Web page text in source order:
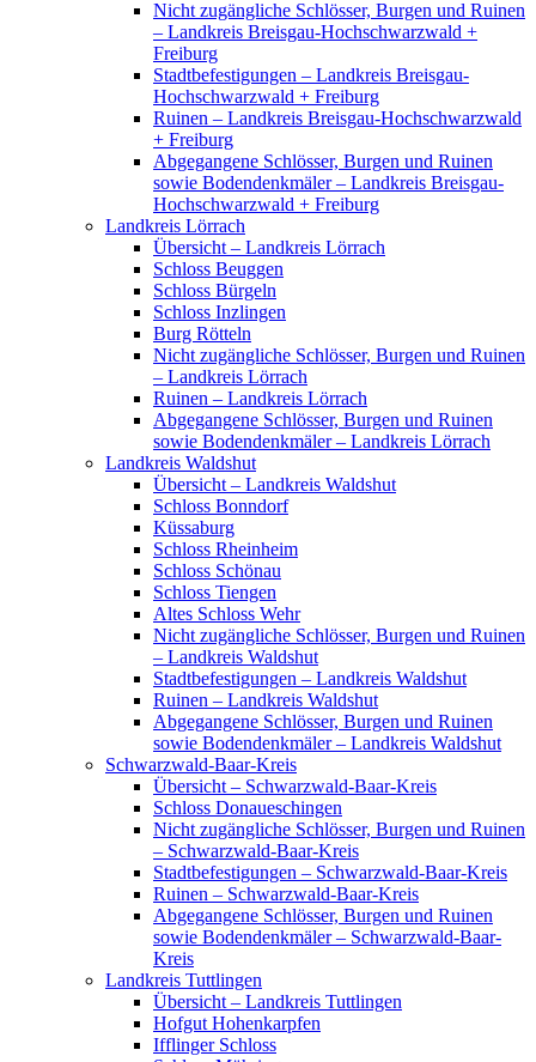
Nicht zugängliche Schlösser, Burgen und Ruinen
– Landkreis Breisgau-Hochschwarzwald +
Freiburg
Stadtbefestigungen – Landkreis Breisgau-
Hochschwarzwald + Freiburg
Ruinen – Landkreis Breisgau-Hochschwarzwald
+ Freiburg
Abgegangene Schlösser, Burgen und Ruinen
sowie Bodendenkmäler – Landkreis Breisgau-
Hochschwarzwald + Freiburg
Landkreis Lörrach
Übersicht – Landkreis Lörrach
Schloss Beuggen
Schloss Bürgeln
Schloss Inzlingen
Burg Rötteln
Nicht zugängliche Schlösser, Burgen und Ruinen
– Landkreis Lörrach
Ruinen – Landkreis Lörrach
Abgegangene Schlösser, Burgen und Ruinen
sowie Bodendenkmäler – Landkreis Lörrach
Landkreis Waldshut
Übersicht – Landkreis Waldshut
Schloss Bonndorf
Küssaburg
Schloss Rheinheim
Schloss Schönau
Schloss Tiengen
Altes Schloss Wehr
Nicht zugängliche Schlösser, Burgen und Ruinen
– Landkreis Waldshut
Stadtbefestigungen – Landkreis Waldshut
Ruinen – Landkreis Waldshut
Abgegangene Schlösser, Burgen und Ruinen
sowie Bodendenkmäler – Landkreis Waldshut
Schwarzwald-Baar-Kreis
Übersicht – Schwarzwald-Baar-Kreis
Schloss Donaueschingen
Nicht zugängliche Schlösser, Burgen und Ruinen
– Schwarzwald-Baar-Kreis
Stadtbefestigungen – Schwarzwald-Baar-Kreis
Ruinen – Schwarzwald-Baar-Kreis
Abgegangene Schlösser, Burgen und Ruinen
sowie Bodendenkmäler – Schwarzwald-Baar-
Kreis
Landkreis Tuttlingen
Übersicht – Landkreis Tuttlingen
Hofgut Hohenkarpfen
Ifflinger Schloss